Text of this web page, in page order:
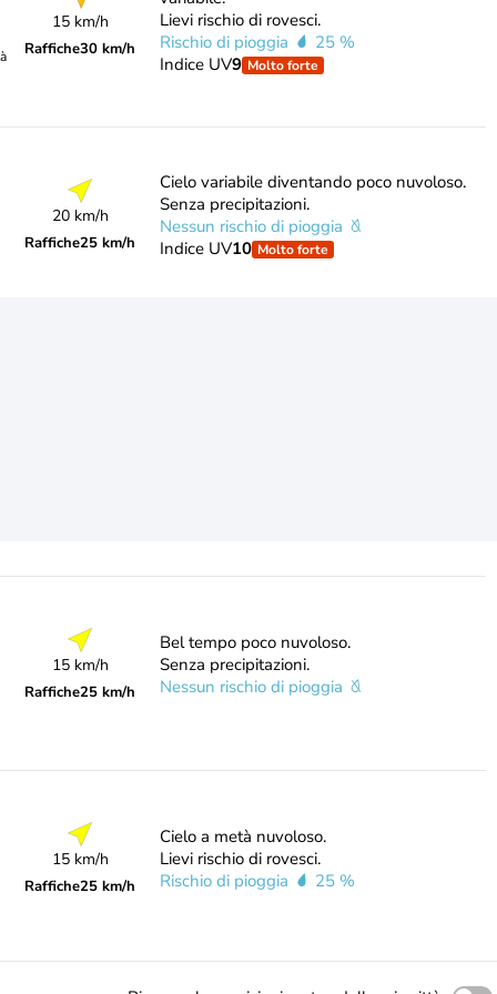
15 km/h
Raffiche30 km/h
Lievi rischio di rovesci.
Rischio di pioggia
25 %
Indice UV9 Molto forte
20 km/h
Raffiche25 km/h
Cielo variabile diventando poco nuvoloso.
Senza precipitazioni.
Nessun rischio di pioggia
Indice UV10 Molto forte
15 km/h
Raffiche25 km/h
Bel tempo poco nuvoloso.
Senza precipitazioni.
Nessun rischio di pioggia
15 km/h
Raffiche25 km/h
Cielo a metà nuvoloso.
Lievi rischio di rovesci.
Rischio di pioggia
25 %